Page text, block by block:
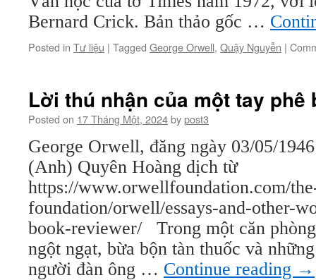
Bernard Crick. Bản thảo gốc …
Posted in Tư liệu | Tagged George Orwell, Quậy Nguyễn |
Lời thú nhận của một tay phê
Posted on 17 Tháng Một, 2024bypost3
George Orwell, đăng ngày 03/05/
(Anh) Quyên Hoàng dịch từ
https://www.orwellfoundation.com/
foundation/orwell/essays-and-other-
book-reviewer/ Trong một căn
ngột ngạt, bừa bộn tàn thuốc và
người đàn ông … Continue reading →